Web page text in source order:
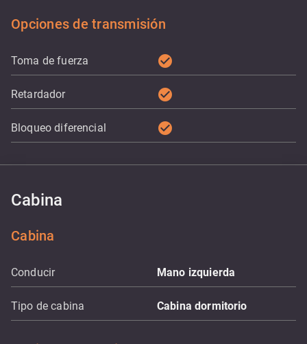
Opciones de transmisión
Toma de fuerza check_circle
Retardador check_circle
Bloqueo diferencial check_circle
Cabina
Cabina
Conducir Mano izquierda
Tipo de cabina Cabina dormitorio